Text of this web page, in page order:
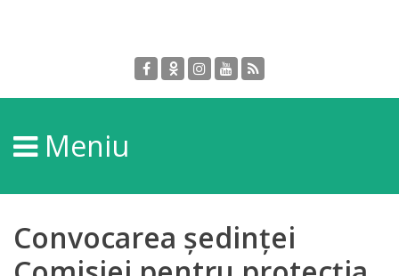
DGPDC
Informații
despre
Subdiviziuni/Servicii
Meniu
Convocarea ședinței